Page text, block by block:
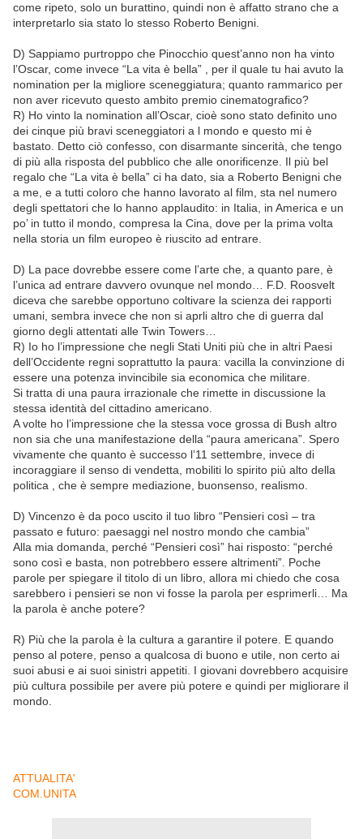
come ripeto, solo un burattino, quindi non è affatto strano che a
interpretarlo sia stato lo stesso Roberto Benigni.
D) Sappiamo purtroppo che Pinocchio quest’anno non ha vinto
l’Oscar, come invece “La vita è bella” , per il quale tu hai avuto la
nomination per la migliore sceneggiatura; quanto rammarico per
non aver ricevuto questo ambito premio cinematografico?
R) Ho vinto la nomination all’Oscar, cioè sono stato definito uno
dei cinque più bravi sceneggiatori a l mondo e questo mi è
bastato. Detto ciò confesso, con disarmante sincerità, che tengo
di più alla risposta del pubblico che alle onorificenze. Il più bel
regalo che “La vita è bella” ci ha dato, sia a Roberto Benigni che
a me, e a tutti coloro che hanno lavorato al film, sta nel numero
degli spettatori che lo hanno applaudito: in Italia, in America e un
po’ in tutto il mondo, compresa la Cina, dove per la prima volta
nella storia un film europeo è riuscito ad entrare.
D) La pace dovrebbe essere come l’arte che, a quanto pare, è
l’unica ad entrare davvero ovunque nel mondo… F.D. Roosvelt
diceva che sarebbe opportuno coltivare la scienza dei rapporti
umani, sembra invece che non si aprli altro che di guerra dal
giorno degli attentati alle Twin Towers…
R) Io ho l’impressione che negli Stati Uniti più che in altri Paesi
dell’Occidente regni soprattutto la paura: vacilla la convinzione di
essere una potenza invincibile sia economica che militare.
Si tratta di una paura irrazionale che rimette in discussione la
stessa identità del cittadino americano.
A volte ho l’impressione che la stessa voce grossa di Bush altro
non sia che una manifestazione della “paura americana”. Spero
vivamente che quanto è successo l’11 settembre, invece di
incoraggiare il senso di vendetta, mobiliti lo spirito più alto della
politica , che è sempre mediazione, buonsenso, realismo.
D) Vincenzo è da poco uscito il tuo libro “Pensieri così – tra
passato e futuro: paesaggi nel nostro mondo che cambia”
Alla mia domanda, perché “Pensieri così” hai risposto: “perché
sono così e basta, non potrebbero essere altrimenti”. Poche
parole per spiegare il titolo di un libro, allora mi chiedo che cosa
sarebbero i pensieri se non vi fosse la parola per esprimerli… Ma
la parola è anche potere?
R) Più che la parola è la cultura a garantire il potere. E quando
penso al potere, penso a qualcosa di buono e utile, non certo ai
suoi abusi e ai suoi sinistri appetiti. I giovani dovrebbero acquisire
più cultura possibile per avere più potere e quindi per migliorare il
mondo.
ATTUALITA'
COM.UNITA